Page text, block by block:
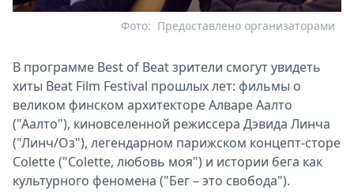
Предоставлено организаторами
Фото:
В программе Best of Beat зрители смогут увидеть
хиты Beat Film Festival прошлых лет: фильмы о
великом финском архитекторе Алваре Аалто
("Аалто"), киновселенной режиссера Дэвида Линча
("Линч/Оз"), легендарном парижском концепт-сторе
Colette ("Colette, любовь моя") и истории бега как
культурного феномена ("Бег – это свобода").